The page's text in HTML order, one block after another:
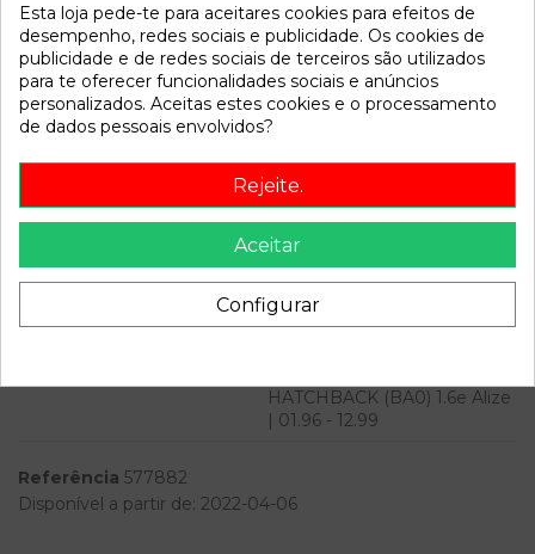
Dados do produto
mpn
7846075
Año fabricación
1997
VF1BA0F0G16078978
Cor
Vermelho
Gasolina
Potencia
HATCHBACK (BA0) 1.6e Alize
| 01.96 - 12.99
Referência 577882
Disponível a partir de: 2022-04-06
Esta loja pede-te para aceitares cookies para efeitos de
desempenho, redes sociais e publicidade. Os cookies de
publicidade e de redes sociais de terceiros são utilizados
para te oferecer funcionalidades sociais e anúncios
personalizados. Aceitas estes cookies e o processamento
de dados pessoais envolvidos?
Rejeite.
Aceitar
Configurar